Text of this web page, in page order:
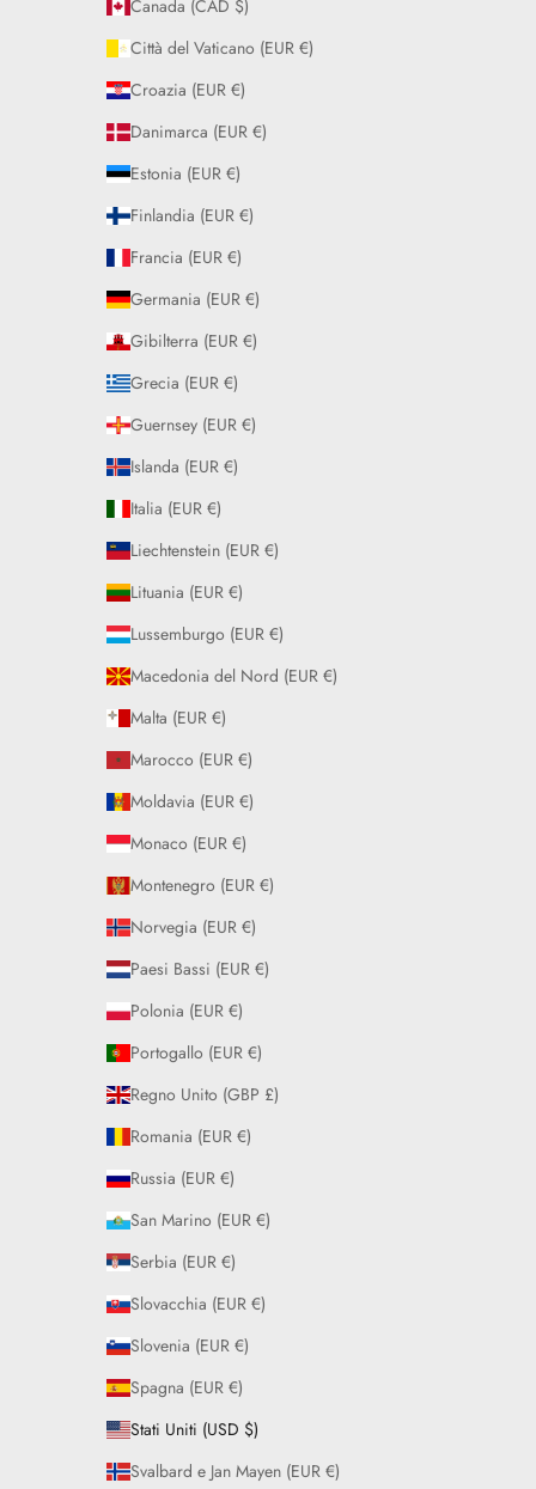
Canada (CAD $)
Città del Vaticano (EUR €)
Croazia (EUR €)
Danimarca (EUR €)
Estonia (EUR €)
Finlandia (EUR €)
Francia (EUR €)
Germania (EUR €)
Gibilterra (EUR €)
Grecia (EUR €)
Guernsey (EUR €)
Islanda (EUR €)
Italia (EUR €)
Liechtenstein (EUR €)
Lituania (EUR €)
Lussemburgo (EUR €)
Macedonia del Nord (EUR €)
Malta (EUR €)
Marocco (EUR €)
Moldavia (EUR €)
Monaco (EUR €)
Montenegro (EUR €)
Norvegia (EUR €)
Paesi Bassi (EUR €)
Polonia (EUR €)
Portogallo (EUR €)
Regno Unito (GBP £)
Romania (EUR €)
Russia (EUR €)
San Marino (EUR €)
Serbia (EUR €)
Slovacchia (EUR €)
Slovenia (EUR €)
Spagna (EUR €)
Stati Uniti (USD $)
Svalbard e Jan Mayen (EUR €)